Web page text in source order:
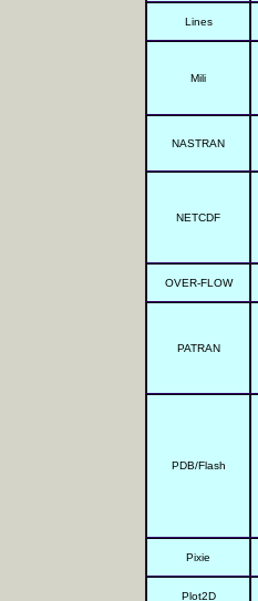
Lines
Mili
NASTRAN
NETCDF
OVER-FLOW
PATRAN
PDB/Flash
Pixie
Plot2D